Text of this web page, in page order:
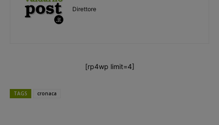
Direttore
[rp4wp limit=4]
TAGS cronaca